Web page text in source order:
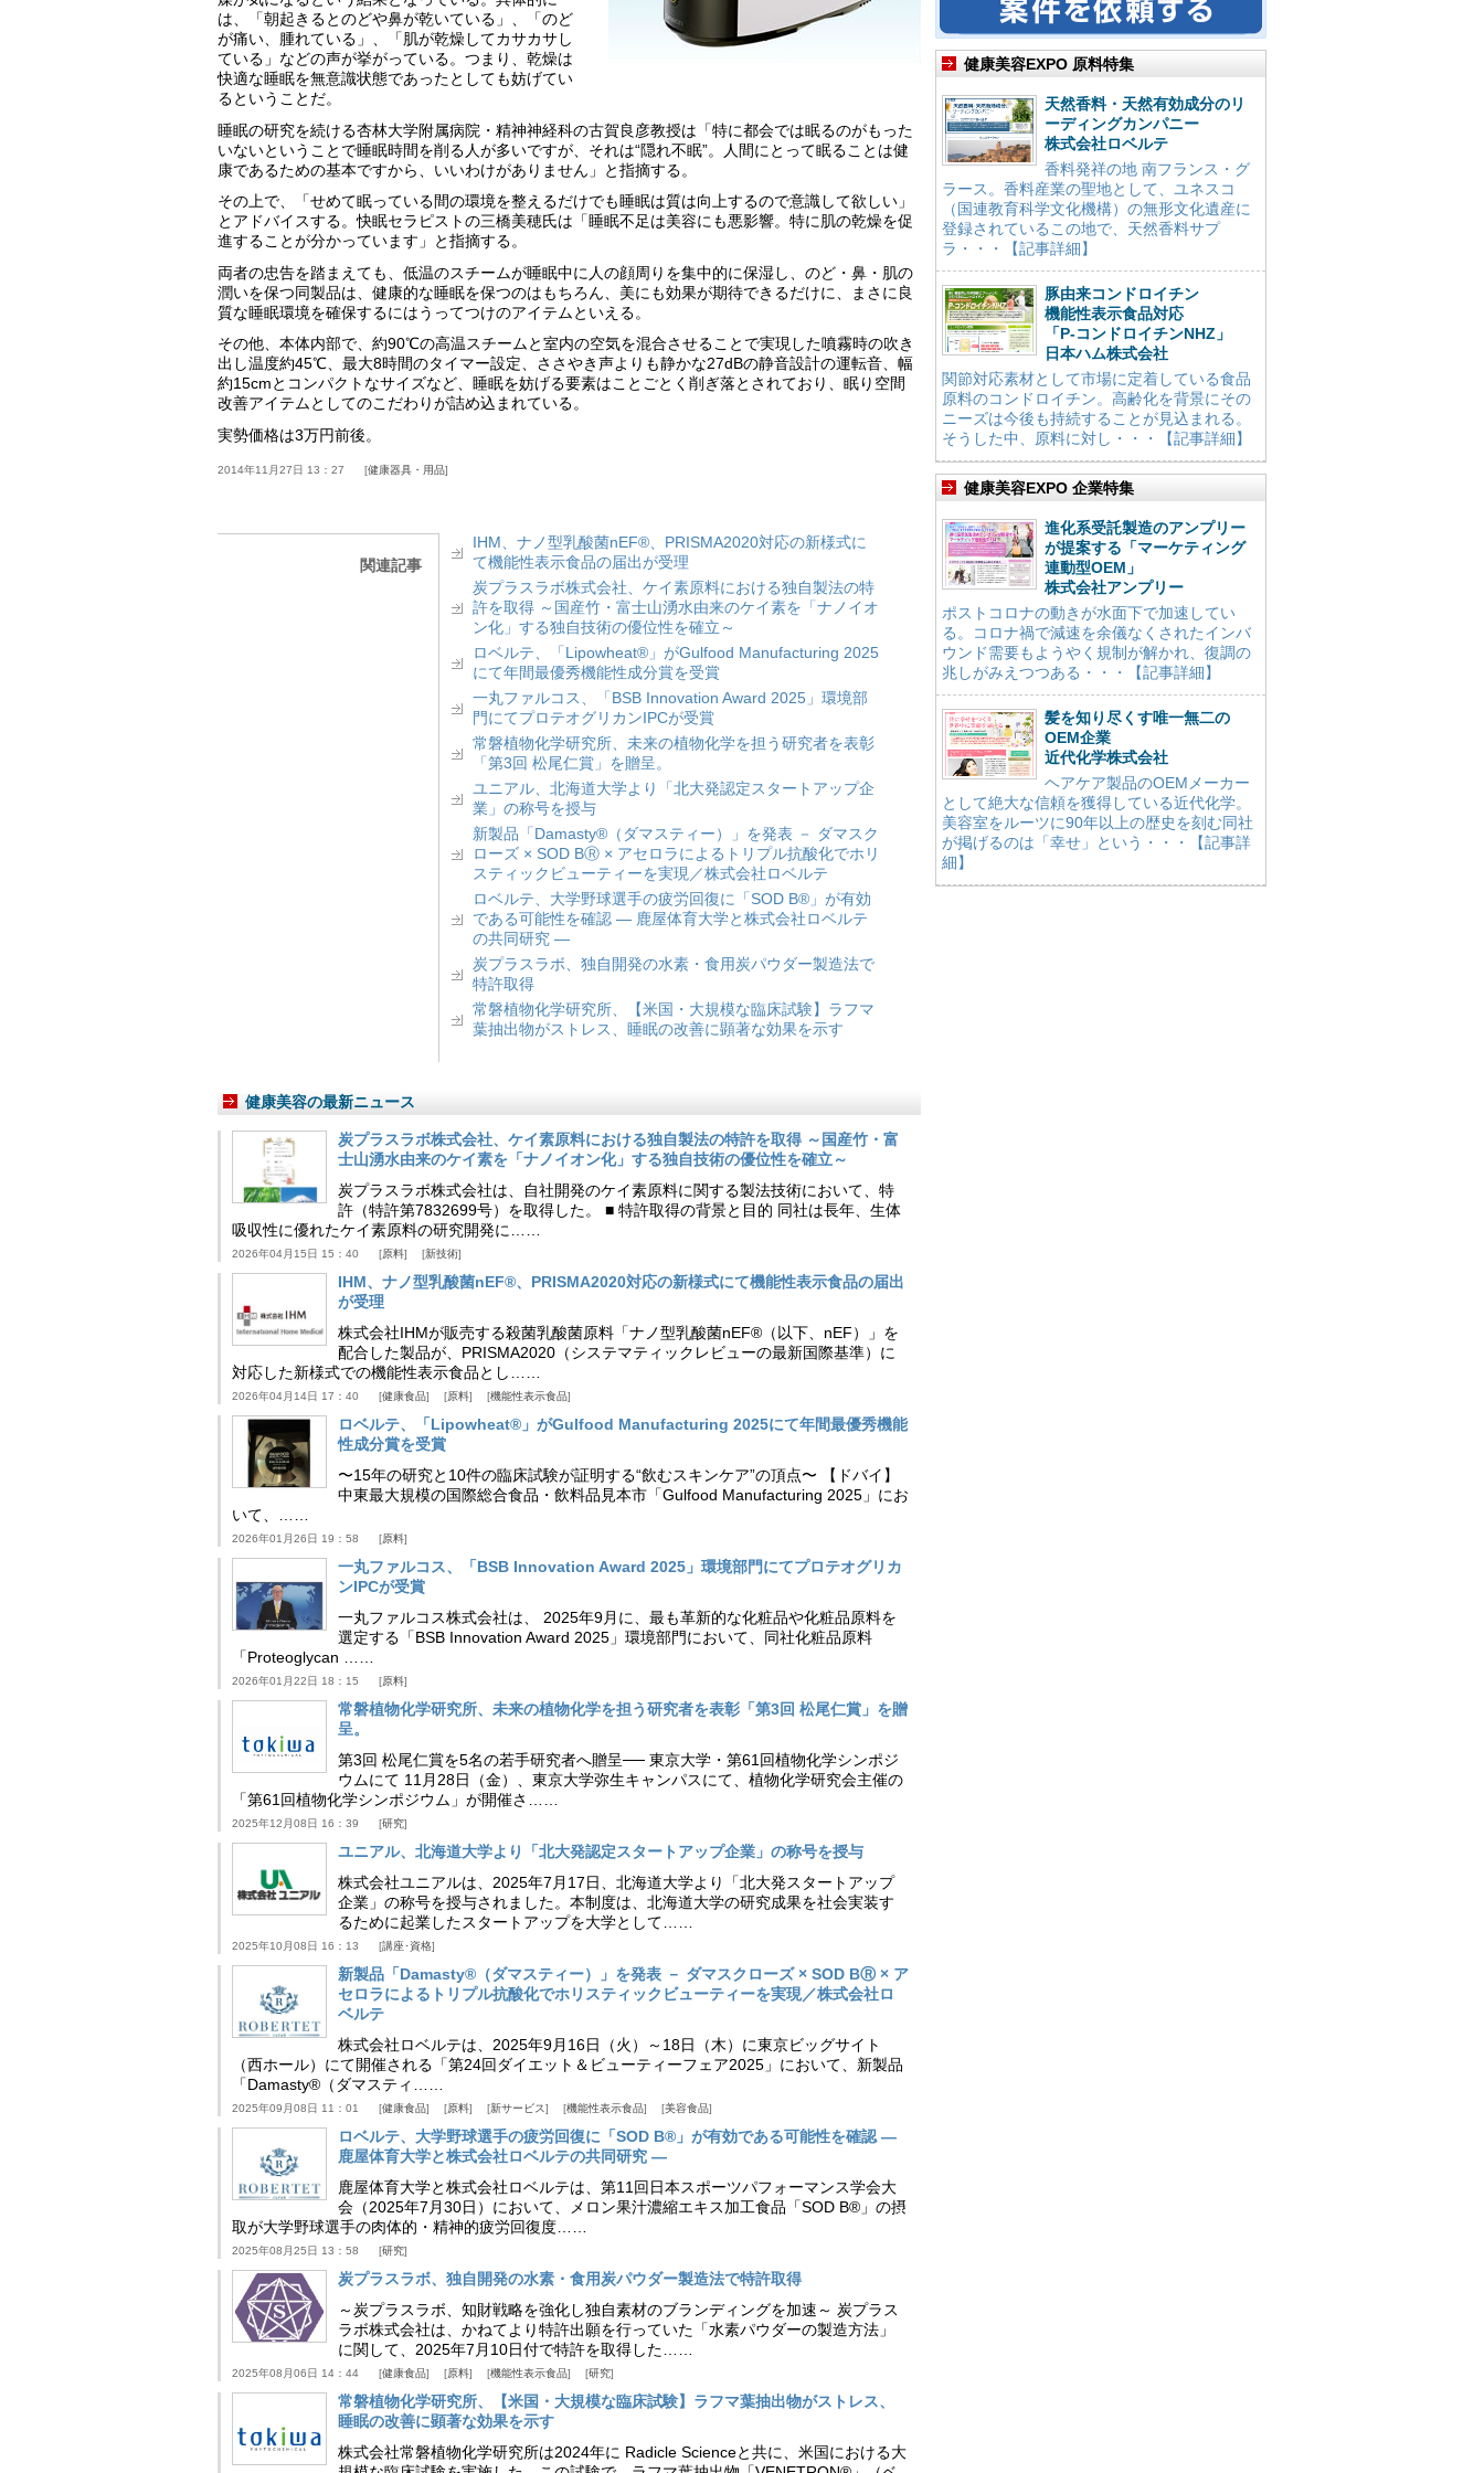
は、「朝起きるとのどや鼻が乾いている」、「のど
が痛い、腫れている」、「肌が乾燥してカサカサし
ている」などの声が挙がっている。つまり、乾燥は
快適な睡眠を無意識状態であったとしても妨げてい
るということだ。
睡眠の研究を続ける杏林大学附属病院・精神神経科の古賀良彦教授は「特に都会では眠るのがもった
いないということで睡眠時間を削る人が多いですが、それは“隠れ不眠”。人間にとって眠ることは健
康であるための基本ですから、いいわけがありません」と指摘する。
その上で、「せめて眠っている間の環境を整えるだけでも睡眠は質は向上するので意識して欲しい」
とアドバイスする。快眠セラピストの三橋美穂氏は「睡眠不足は美容にも悪影響。特に肌の乾燥を促
進することが分かっています」と指摘する。
両者の忠告を踏まえても、低温のスチームが睡眠中に人の顔周りを集中的に保湿し、のど・鼻・肌の
潤いを保つ同製品は、健康的な睡眠を保つのはもちろん、美にも効果が期待できるだけに、まさに良
質な睡眠環境を確保するにはうってつけのアイテムといえる。
その他、本体内部で、約90℃の高温スチームと室内の空気を混合させることで実現した噴霧時の吹き
出し温度約45℃、最大8時間のタイマー設定、ささやき声よりも静かな27dBの静音設計の運転音、幅
約15cmとコンパクトなサイズなど、睡眠を妨げる要素はことごとく削ぎ落とされており、眠り空間
改善アイテムとしてのこだわりが詰め込まれている。
実勢価格は3万円前後。
2014年11月27日 13：27 健康器具・用品
関連記事
IHM、ナノ型乳酸菌nEF®、PRISMA2020対応の新様式に
て機能性表示食品の届出が受理
炭プラスラボ株式会社、ケイ素原料における独自製法の特
許を取得 ～国産竹・富士山湧水由来のケイ素を「ナノイオ
ン化」する独自技術の優位性を確立～
ロベルテ、「Lipowheat®」がGulfood Manufacturing 2025
にて年間最優秀機能性成分賞を受賞
一丸ファルコス、「BSB Innovation Award 2025」環境部
門にてプロテオグリカンIPCが受賞
常磐植物化学研究所、未来の植物化学を担う研究者を表彰
「第3回 松尾仁賞」を贈呈。
ユニアル、北海道大学より「北大発認定スタートアップ企
業」の称号を授与
新製品「Damasty®（ダマスティー）」を発表 － ダマスク
ローズ × SOD BⓇ × アセロラによるトリプル抗酸化でホリ
スティックビューティーを実現／株式会社ロベルテ
ロベルテ、大学野球選手の疲労回復に「SOD B®」が有効
である可能性を確認 ― 鹿屋体育大学と株式会社ロベルテ
の共同研究 ―
炭プラスラボ、独自開発の水素・食用炭パウダー製造法で
特許取得
常磐植物化学研究所、【米国・大規模な臨床試験】ラフマ
葉抽出物がストレス、睡眠の改善に顕著な効果を示す
健康美容の最新ニュース
炭プラスラボ株式会社、ケイ素原料における独自製法の特許を取得 ～国産竹・富
士山湧水由来のケイ素を「ナノイオン化」する独自技術の優位性を確立～
炭プラスラボ株式会社は、自社開発のケイ素原料に関する製法技術において、特
許（特許第7832699号）を取得した。 ■ 特許取得の背景と目的 同社は長年、生体
吸収性に優れたケイ素原料の研究開発に……
2026年04月15日 15：40 原料 新技術
IHM、ナノ型乳酸菌nEF®、PRISMA2020対応の新様式にて機能性表示食品の届出
が受理
株式会社IHMが販売する殺菌乳酸菌原料「ナノ型乳酸菌nEF®（以下、nEF）」を
配合した製品が、PRISMA2020（システマティックレビューの最新国際基準）に
対応した新様式での機能性表示食品とし……
2026年04月14日 17：40 健康食品 原料 機能性表示食品
ロベルテ、「Lipowheat®」がGulfood Manufacturing 2025にて年間最優秀機能
性成分賞を受賞
〜15年の研究と10件の臨床試験が証明する“飲むスキンケア”の頂点〜 【ドバイ】
中東最大規模の国際総合食品・飲料品見本市「Gulfood Manufacturing 2025」にお
いて、……
2026年01月26日 19：58 原料
一丸ファルコス、「BSB Innovation Award 2025」環境部門にてプロテオグリカ
ンIPCが受賞
一丸ファルコス株式会社は、 2025年9月に、最も革新的な化粧品や化粧品原料を
選定する「BSB Innovation Award 2025」環境部門において、同社化粧品原料
「Proteoglycan ……
2026年01月22日 18：15 原料
常磐植物化学研究所、未来の植物化学を担う研究者を表彰「第3回 松尾仁賞」を贈
呈。
第3回 松尾仁賞を5名の若手研究者へ贈呈── 東京大学・第61回植物化学シンポジ
ウムにて 11月28日（金）、東京大学弥生キャンパスにて、植物化学研究会主催の
「第61回植物化学シンポジウム」が開催さ……
2025年12月08日 16：39 研究
ユニアル、北海道大学より「北大発認定スタートアップ企業」の称号を授与
株式会社ユニアルは、2025年7月17日、北海道大学より「北大発スタートアップ
企業」の称号を授与されました。本制度は、北海道大学の研究成果を社会実装す
るために起業したスタートアップを大学として……
2025年10月08日 16：13 講座･資格
新製品「Damasty®（ダマスティー）」を発表 － ダマスクローズ × SOD BⓇ × ア
セロラによるトリプル抗酸化でホリスティックビューティーを実現／株式会社ロ
ベルテ
株式会社ロベルテは、2025年9月16日（火）～18日（木）に東京ビッグサイト
（西ホール）にて開催される「第24回ダイエット＆ビューティーフェア2025」において、新製品
「Damasty®（ダマスティ……
2025年09月08日 11：01 健康食品 原料 新サービス 機能性表示食品 美容食品
ロベルテ、大学野球選手の疲労回復に「SOD B®」が有効である可能性を確認 ―
鹿屋体育大学と株式会社ロベルテの共同研究 ―
鹿屋体育大学と株式会社ロベルテは、第11回日本スポーツパフォーマンス学会大
会（2025年7月30日）において、メロン果汁濃縮エキス加工食品「SOD B®」の摂
取が大学野球選手の肉体的・精神的疲労回復度……
2025年08月25日 13：58 研究
炭プラスラボ、独自開発の水素・食用炭パウダー製造法で特許取得
～炭プラスラボ、知財戦略を強化し独自素材のブランディングを加速～ 炭プラス
ラボ株式会社は、かねてより特許出願を行っていた「水素パウダーの製造方法」
に関して、2025年7月10日付で特許を取得した……
2025年08月06日 14：44 健康食品 原料 機能性表示食品 研究
常磐植物化学研究所、【米国・大規模な臨床試験】ラフマ葉抽出物がストレス、
睡眠の改善に顕著な効果を示す
株式会社常磐植物化学研究所は2024年に Radicle Scienceと共に、米国における大
健康美容EXPO 原料特集
天然香料・天然有効成分のリ
ーディングカンパニー
株式会社ロベルテ
香料発祥の地 南フランス・グ
ラース。香料産業の聖地として、ユネスコ
（国連教育科学文化機構）の無形文化遺産に
登録されているこの地で、天然香料サプ
ラ・・・【記事詳細】
豚由来コンドロイチン
機能性表示食品対応
「P-コンドロイチンNHZ」
日本ハム株式会社
関節対応素材として市場に定着している食品
原料のコンドロイチン。高齢化を背景にその
ニーズは今後も持続することが見込まれる。
そうした中、原料に対し・・・【記事詳細】
健康美容EXPO 企業特集
進化系受託製造のアンプリー
が提案する「マーケティング
連動型OEM」
株式会社アンプリー
ポストコロナの動きが水面下で加速してい
る。コロナ禍で減速を余儀なくされたインバ
ウンド需要もようやく規制が解かれ、復調の
兆しがみえつつある・・・【記事詳細】
髪を知り尽くす唯一無二の
OEM企業
近代化学株式会社
ヘアケア製品のOEMメーカー
として絶大な信頼を獲得している近代化学。
美容室をルーツに90年以上の歴史を刻む同社
が掲げるのは「幸せ」という・・・【記事詳
細】